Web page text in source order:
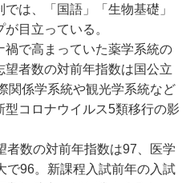
は、「国語」「生物基礎」
目立っている。
で高まっていた薬学系統の
望者数の対前年指数は国公立
関係学系統や観光学系統など
コロナウイルス5類移行の影
数の対前年指数は97、医学
で96。新課程入試前年の入試